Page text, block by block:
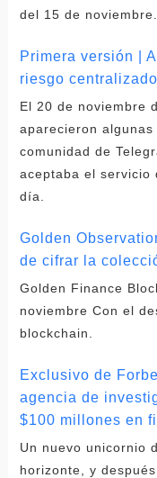
del 15 de
Primera versión |
riesgo
El 20 de noviembre
aparecieron
comunidad de
aceptaba el servicio
día.
Golden
de cifrar la
Golden Finance
noviembre Con el
blockchain.
Exclusivo de
agencia de
$100 millones en
Un nuevo unicornio
horizonte, y